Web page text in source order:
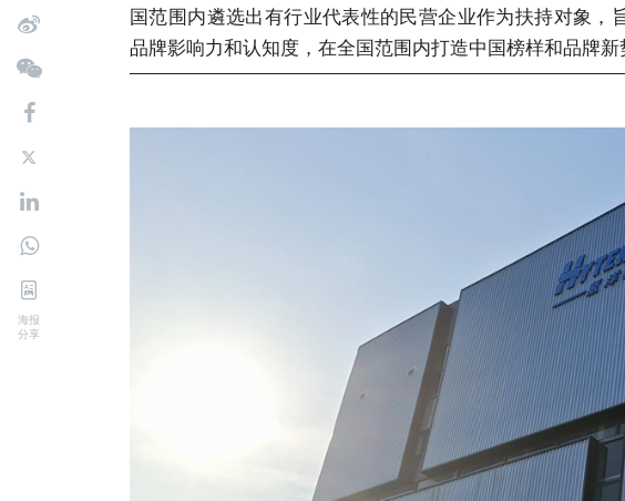
海报
分享
国范围内遴选出有行业代表性的民营企业作为扶持对象，
品牌影响力和认知度，在全国范围内打造中国榜样和品牌新